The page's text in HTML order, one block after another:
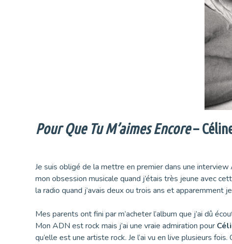
Pour Que Tu M’aimes Encore–
Je suis obligé de la mettre en premier dans une interview
mon obsession musicale quand j’étais très jeune avec
la radio quand j’avais deux ou trois ans et apparemment
Mes parents ont fini par m’acheter l’album que j’ai dû
Mon ADN est rock mais j’ai une vraie admiration pour
qu’elle est une artiste rock. Je l’ai vu en live plusieurs fois.